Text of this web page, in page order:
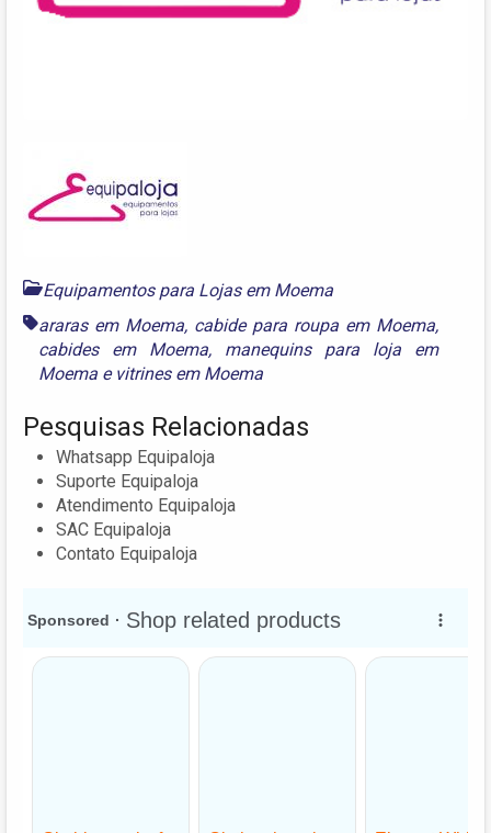
Equipamentos para Lojas em Moema
araras em Moema, cabide para roupa em Moema,
cabides em Moema, manequins para loja em
Moema e vitrines em Moema
Pesquisas Relacionadas
Whatsapp Equipaloja
Suporte Equipaloja
Atendimento Equipaloja
SAC Equipaloja
Contato Equipaloja